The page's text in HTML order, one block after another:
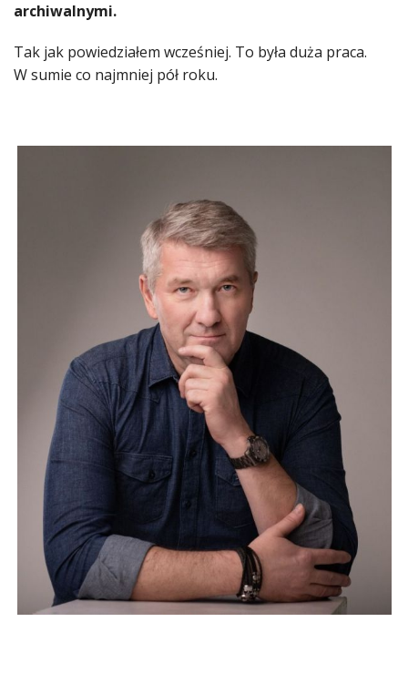
archiwalnymi.
Tak jak powiedziałem wcześniej. To była duża praca.
W sumie co najmniej pół roku.